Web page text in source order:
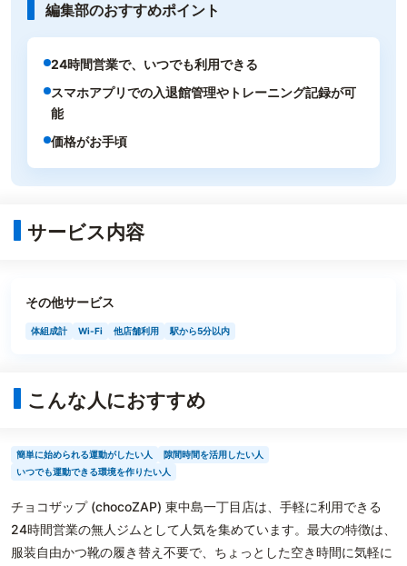
編集部のおすすめポイント
24時間営業で、いつでも利用できる
スマホアプリでの入退館管理やトレーニング記録が可
能
価格がお手頃
サービス内容
その他サービス
体組成計 Wi-Fi 他店舗利用 駅から5分以内
こんな人におすすめ
簡単に始められる運動がしたい人
隙間時間を活用したい人
いつでも運動できる環境を作りたい人
チョコザップ (chocoZAP) 東中島一丁目店は、手軽に利用できる
24時間営業の無人ジムとして人気を集めています。最大の特徴は、
服装自由かつ靴の履き替え不要で、ちょっとした空き時間に気軽に